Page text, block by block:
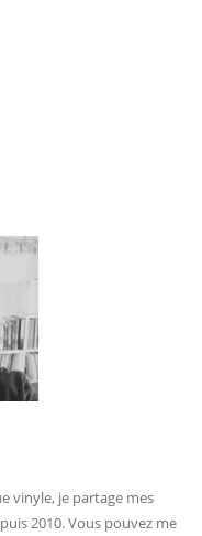
vinyle, je partage mes
2010. Vous pouvez me